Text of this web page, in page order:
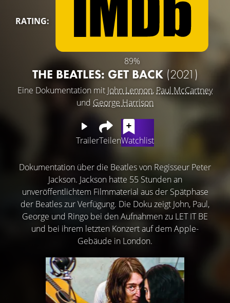
RATING:
89%
THE BEATLES: GET BACK(2021)
Eine Dokumentation mit John Lennon, Paul McCartney
und George Harrison
TrailerTeilenWatchlist
Dokumentation über die Beatles von Regisseur Peter
Jackson. Jackson hatte 55 Stunden an
unveröffentlichtem Filmmaterial aus der Spätphase
der Beatles zur Verfügung. Die Doku zeigt John, Paul,
George und Ringo bei den Aufnahmen zu LET IT BE
und bei ihrem letzten Konzert auf dem Apple-
Gebäude in London.